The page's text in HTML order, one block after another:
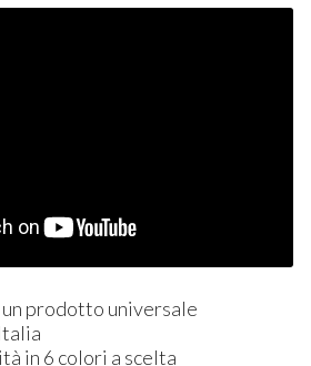
un prodotto universale
in 6 colori a scelta